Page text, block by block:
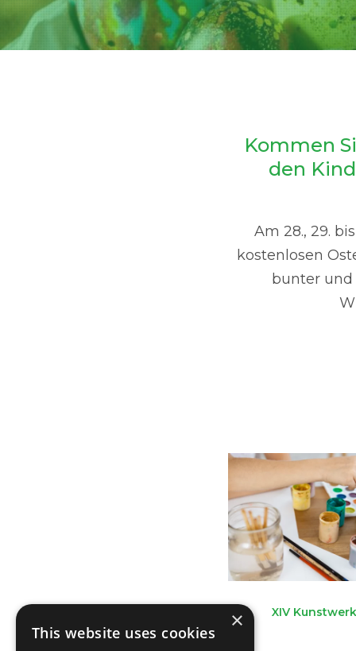
Kommen
den
Am 28., 29.
kostenlosen
bunter und
XIV
×
This website uses cookies